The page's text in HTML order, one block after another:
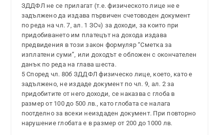
ЗДДФЛ не се прилагат (т.е. физическото лице не е
задължено да издава първичен счетоводен документ
по реда на чл. 7, ал. 1 ЗСч) за доходи, за които при
придобиването им платецът на дохода издава
предвидения в този закон формуляр “Сметка за
изплатени суми”, или доходът е обложен с окончателен
данък по реда на глава шеста.
5 Според чл. 80б ЗДДФЛ физическо лице, което, като е
задължено, не издаде документ по чл. 9, ал. 2 за
придобитите от него доходи, се наказва с глоба в
размер от 100 до 500 лв., като глобата се налага
поотделно за всеки неиздаден документ. При повторно
нарушение глобата е в размер от 200 до 1000 лв.